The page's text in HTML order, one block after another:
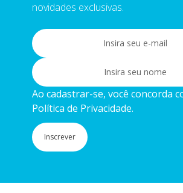
novidades exclusivas.
Ao cadastrar-se, você concorda
Política de Privacidade.
Inscrever